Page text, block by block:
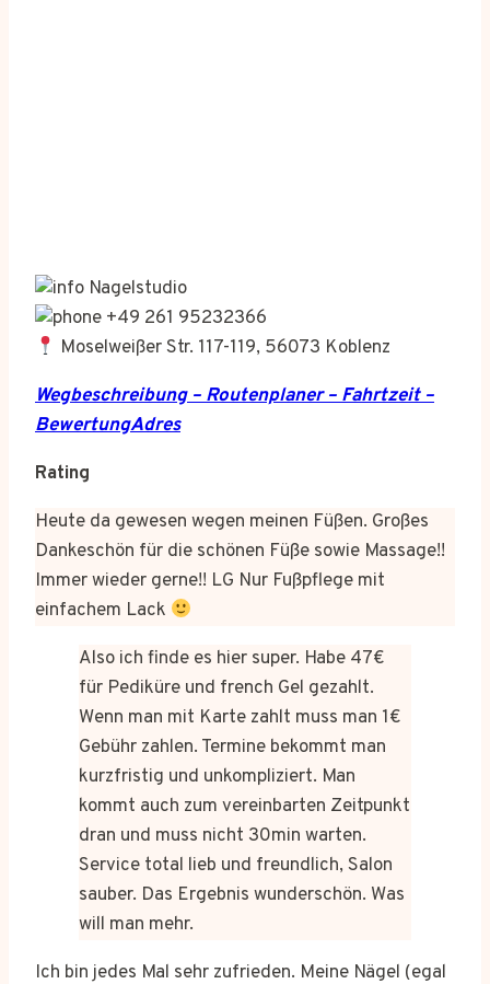
Nagelstudio
+49 261 95232366
Moselweißer Str. 117-119, 56073 Koblenz
Wegbeschreibung – Routenplaner – Fahrtzeit –
BewertungAdres
Rating
Heute da gewesen wegen meinen Füßen. Großes
Dankeschön für die schönen Füße sowie Massage!!
Immer wieder gerne!! LG Nur Fußpflege mit
einfachem Lack
Also ich finde es hier super. Habe 47€
für Pediküre und french Gel gezahlt.
Wenn man mit Karte zahlt muss man 1€
Gebühr zahlen. Termine bekommt man
kurzfristig und unkompliziert. Man
kommt auch zum vereinbarten Zeitpunkt
dran und muss nicht 30min warten.
Service total lieb und freundlich, Salon
sauber. Das Ergebnis wunderschön. Was
will man mehr.
Ich bin jedes Mal sehr zufrieden. Meine Nägel (egal